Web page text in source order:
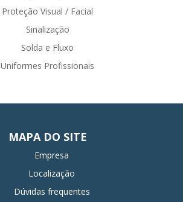
Proteção Visual / Facial
Sinalização
Solda e Fluxo
Uniformes Profissionais
MAPA DO SITE
Empresa
Localização
Dúvidas frequentes